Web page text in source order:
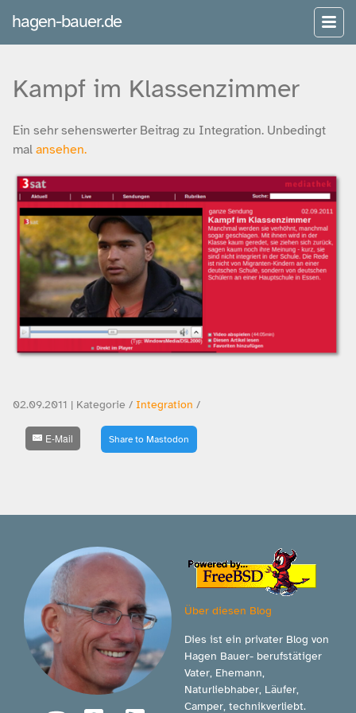
hagen-bauer.de
Kampf im Klassenzimmer
Ein sehr sehenswerter Beitrag zu Integration. Unbedingt
mal ansehen.
02.09.2011 | Kategorie / Integration /
E-Mail Share to Mastodon
Über diesen Blog
Dies ist ein privater Blog von
Hagen Bauer- berufstätiger
Vater, Ehemann,
Naturliebhaber, Läufer,
Camper, technikverliebt.